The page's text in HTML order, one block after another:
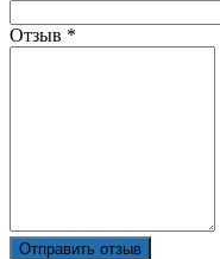
Отзыв *
Отправить отзыв